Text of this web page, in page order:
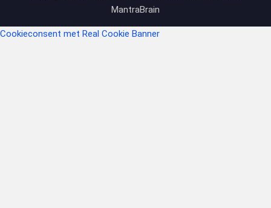
MantraBrain
Cookieconsent met Real Cookie Banner